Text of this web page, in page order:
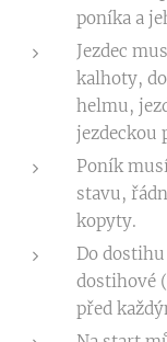
poníka a
Jezdec
kalhoty,
helmu,
jezdeckou
Poník
stavu,
kopyty.
Do
dostihové
před